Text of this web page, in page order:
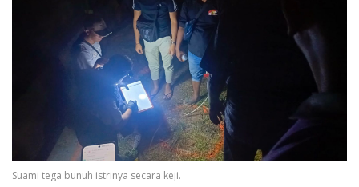
Suami tega bunuh istrinya secara keji.